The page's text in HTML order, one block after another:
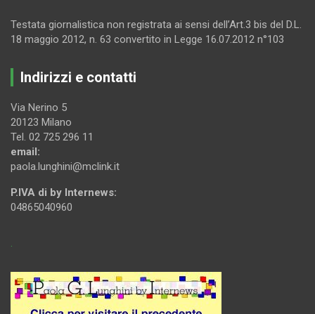
Testata giornalistica non registrata ai sensi dell’Art.3 bis del D.L.
18 maggio 2012, n. 63 convertito in Legge 16.07.2012 n°103
Indirizzi e contatti
Via Nerino 5
20123 Milano
Tel. 02 725 296 11
email:
paola.lunghini@mclink.it
P.IVA di by Internews:
04865040960
.